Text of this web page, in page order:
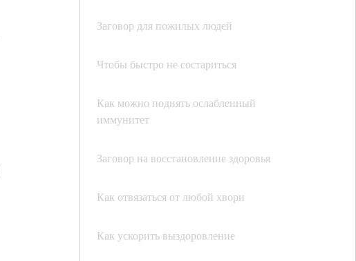
Заговор для пожилых людей
Чтобы быстро не состариться
Как можно поднять ослабленный
иммунитет
Заговор на восстановление здоровья
Как отвязаться от любой хвори
Как ускорить выздоровление